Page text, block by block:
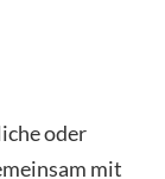
oder
mit